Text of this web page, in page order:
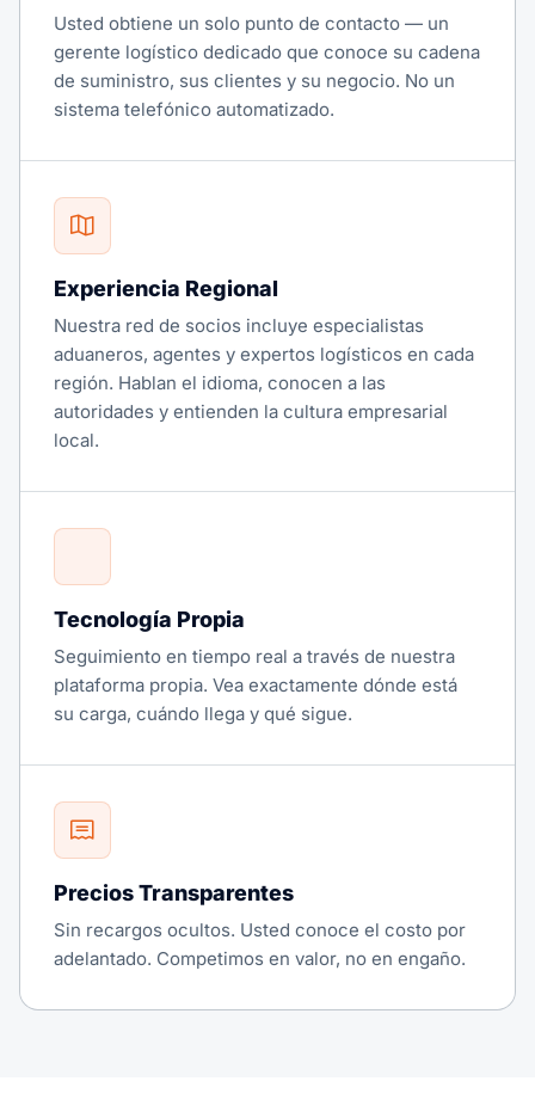
Usted obtiene un solo punto de contacto — un
gerente logístico dedicado que conoce su cadena
de suministro, sus clientes y su negocio. No un
sistema telefónico automatizado.
Experiencia Regional
Nuestra red de socios incluye especialistas
aduaneros, agentes y expertos logísticos en cada
región. Hablan el idioma, conocen a las
autoridades y entienden la cultura empresarial
local.
Tecnología Propia
Seguimiento en tiempo real a través de nuestra
plataforma propia. Vea exactamente dónde está
su carga, cuándo llega y qué sigue.
Precios Transparentes
Sin recargos ocultos. Usted conoce el costo por
adelantado. Competimos en valor, no en engaño.